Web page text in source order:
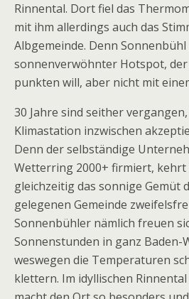
Rinnental. Dort fiel das
mit ihm allerdings auch das
Albgemeinde. Denn
sonnenverwöhnter Hotspot,
punkten will, aber nicht mit
30 Jahre sind seither
Klimastation inzwischen
Denn der selbständige
Wetterring 2000+ firmiert, kehrt
gleichzeitig das sonnige Gemüt
gelegenen Gemeinde
Sonnenbühler nämlich freuen
Sonnenstunden in ganz Baden-
weswegen die Temperaturen
klettern. Im idyllischen